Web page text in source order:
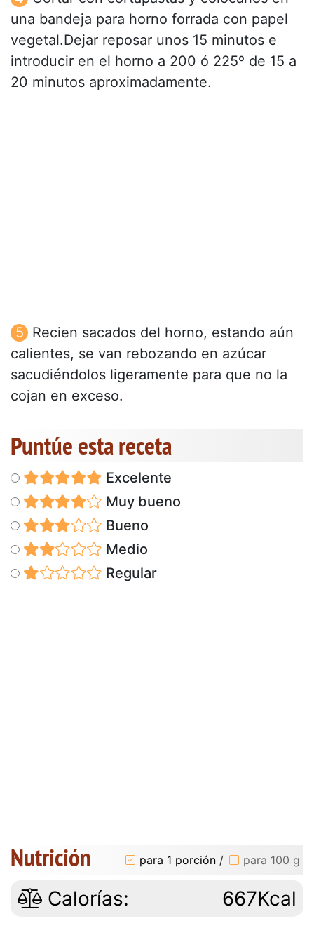
una bandeja para horno forrada con papel
vegetal.Dejar reposar unos 15 minutos e
introducir en el horno a 200 ó 225º de 15 a
20 minutos aproximadamente.
Recien sacados del horno, estando aún
calientes, se van rebozando en azúcar
sacudiéndolos ligeramente para que no la
cojan en exceso.
Puntúe esta receta
Excelente
Muy bueno
Bueno
Medio
Regular
Nutrición para 1 porción / para 100 g
Calorías: 667Kcal